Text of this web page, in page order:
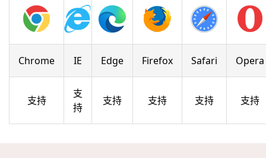
Chrome IE Edge Firefox Safari Opera
支持
支
持
支持 支持 支持 支持